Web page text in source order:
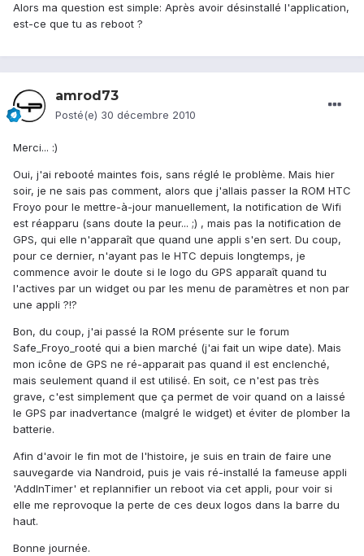
Alors ma question est simple: Après avoir désinstallé l'application,
est-ce que tu as reboot ?
amrod73
Posté(e) 30 décembre 2010
Merci... :)
Oui, j'ai rebooté maintes fois, sans réglé le problème. Mais hier
soir, je ne sais pas comment, alors que j'allais passer la ROM HTC
Froyo pour le mettre-à-jour manuellement, la notification de Wifi
est réapparu (sans doute la peur... ;) , mais pas la notification de
GPS, qui elle n'apparaît que quand une appli s'en sert. Du coup,
pour ce dernier, n'ayant pas le HTC depuis longtemps, je
commence avoir le doute si le logo du GPS apparaît quand tu
l'actives par un widget ou par les menu de paramètres et non par
une appli ?!?
Bon, du coup, j'ai passé la ROM présente sur le forum
Safe_Froyo_rooté qui a bien marché (j'ai fait un wipe date). Mais
mon icône de GPS ne ré-apparait pas quand il est enclenché,
mais seulement quand il est utilisé. En soit, ce n'est pas très
grave, c'est simplement que ça permet de voir quand on a laissé
le GPS par inadvertance (malgré le widget) et éviter de plomber la
batterie.
Afin d'avoir le fin mot de l'histoire, je suis en train de faire une
sauvegarde via Nandroid, puis je vais ré-installé la fameuse appli
'AddInTimer' et replannifier un reboot via cet appli, pour voir si
elle me reprovoque la perte de ces deux logos dans la barre du
haut.
Bonne journée.